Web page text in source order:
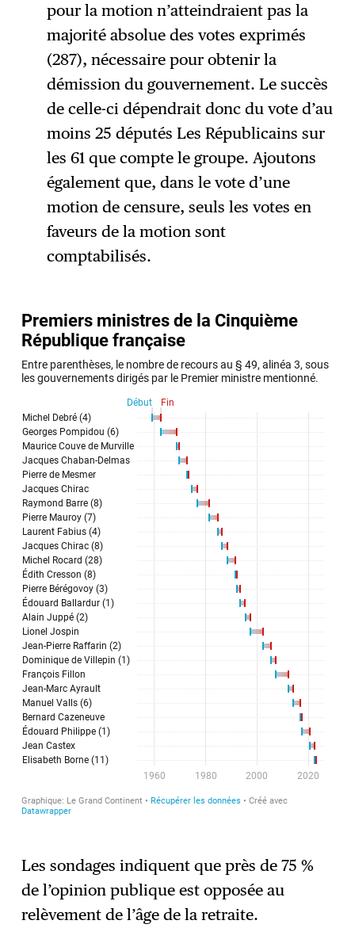
pour la motion n’atteindraient pas la
majorité absolue des votes exprimés
(287), nécessaire pour obtenir la
démission du gouvernement. Le succès
de celle-ci dépendrait donc du vote d’au
moins 25 députés Les Républicains sur
les 61 que compte le groupe. Ajoutons
également que, dans le vote d’une
motion de censure, seuls les votes en
faveurs de la motion sont
comptabilisés.
Les sondages indiquent que près de 75 %
de l’opinion publique est opposée au
relèvement de l’âge de la retraite.